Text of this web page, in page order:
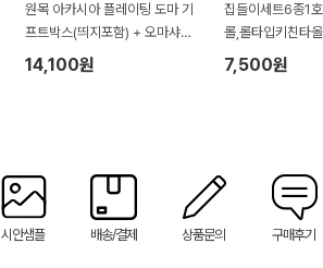
원목 아카시아 플레이팅 도마 기
프트박스(띄지포함) + 오마샤리
프 행주 + 기프트박스
14,100원
집들이세트6종1
롤,롤타입키친타
생장갑,크린백,컬
슈50매)
7,500원
시안샘플 배송/결제 상품문의 구매후기